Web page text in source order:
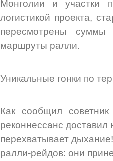
Монголии и участки
логистикой проекта,
пересмотрены суммы
маршруты ралли.
Уникальные гонки по
Как сообщил
реконнессанс
перехватывает
ралли-рейдов: они